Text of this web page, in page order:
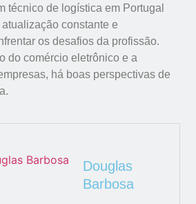
técnico de logística em Portugal
constante e
os desafios da profissão.
do comércio eletrônico e a
há boas perspectivas de
Douglas
Barbosa